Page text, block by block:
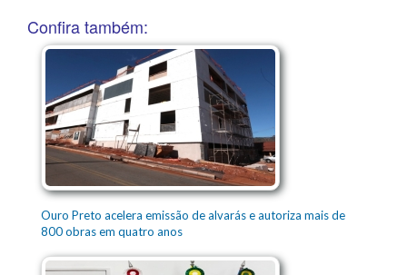
Confira também:
Ouro Preto acelera emissão de alvarás e autoriza mais de
800 obras em quatro anos